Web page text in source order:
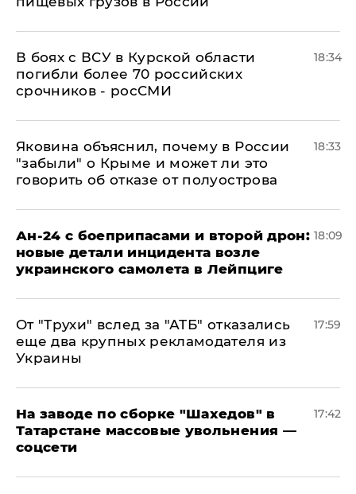
В боях с ВСУ в Курской области
погибли более 70 российских
срочников - росСМИ
18:34
Яковина объяснил, почему в России
"забыли" о Крыме и может ли это
говорить об отказе от полуострова
18:33
Ан-24 с боеприпасами и второй дрон:
новые детали инцидента возле
украинского самолета в Лейпциге
18:09
От "Трухи" вслед за "АТБ" отказались
еще два крупных рекламодателя из
Украины
17:59
На заводе по сборке "Шахедов" в
Татарстане массовые увольнения —
соцсети
17:42